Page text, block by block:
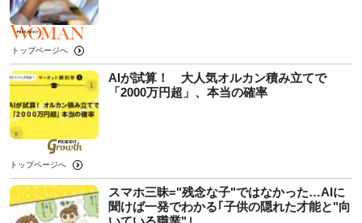
トップページへ
AIが試算！ 大人気オルカン積み立てで
「2000万円超」、本当の確率
トップページへ
スマホ三昧="残念な子"ではなかった…AIに
聞けば一発でわかる｢子供の隠れた才能と"向